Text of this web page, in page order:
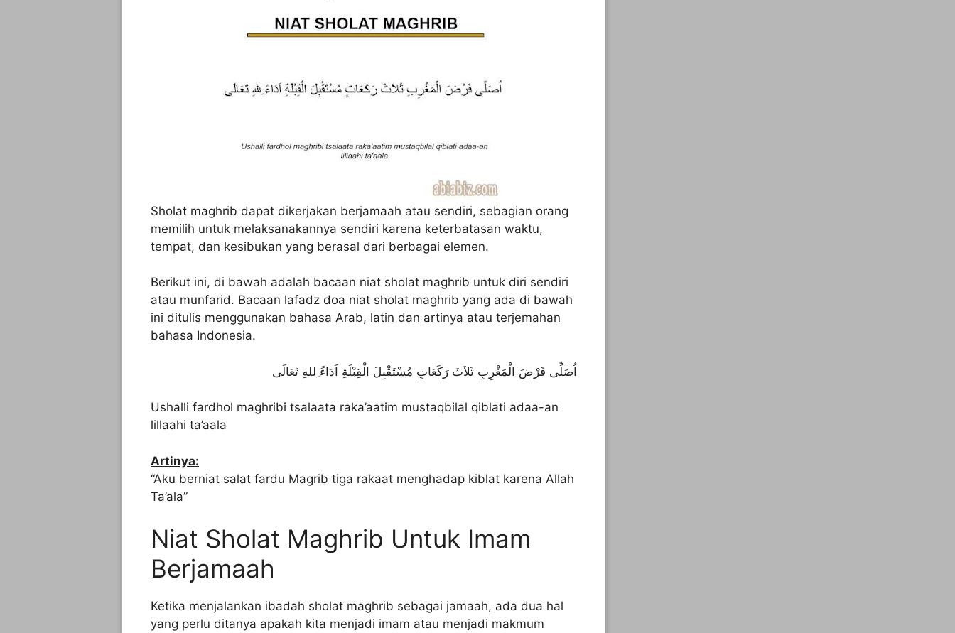
Sholat maghrib dapat dikerjakan berjamaah atau sendiri, sebagian orang
memilih untuk melaksanakannya sendiri karena keterbatasan waktu,
tempat, dan kesibukan yang berasal dari berbagai elemen.
Berikut ini, di bawah adalah bacaan niat sholat maghrib untuk diri sendiri
atau munfarid. Bacaan lafadz doa niat sholat maghrib yang ada di bawah
ini ditulis menggunakan bahasa Arab, latin dan artinya atau terjemahan
bahasa Indonesia.
اُصَلِّى فَرْضَ الْمَغْرِبِ ثَلاَثَ رَكَعَاتٍ مُسْتَقْبِلَ الْقِبْلَةِ اَدَاءً ِللهِ تَعَالَى
Ushalli fardhol maghribi tsalaata raka’aatim mustaqbilal qiblati adaa-an
lillaahi ta’aala
Artinya:
“Aku berniat salat fardu Magrib tiga rakaat menghadap kiblat karena Allah
Ta’ala”
Niat Sholat Maghrib Untuk Imam
Berjamaah
Ketika menjalankan ibadah sholat maghrib sebagai jamaah, ada dua hal
yang perlu ditanya apakah kita menjadi imam atau menjadi makmum